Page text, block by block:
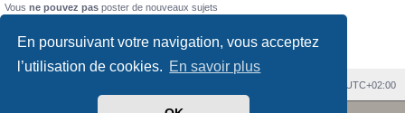
En poursuivant votre navigation, vous acceptez
l’utilisation de cookies. En savoir plus
Vous ne pouvez pas poster de nouveaux sujets
Vousne pouvez passupprimer vos messages
UTC+02:00
Revolution style by